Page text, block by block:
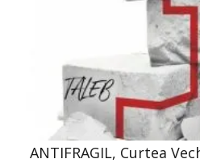
ANTIFRAGIL, Curtea